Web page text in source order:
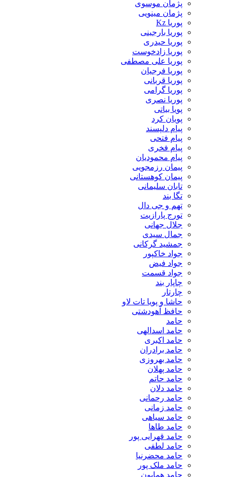
پژمان موسوی
پژمان مینویی
پوریا Kz
پوریا بارجینی
پوریا حیدری
پوریا زادخوست
پوریا علی مصطفی
پوریا فرجیان
پوریا قربانی
پوریا گرامی
پوریا نصری
پویا بیاتی
پویان کرد
پیام دلپسند
پیام فتحی
پیام فخری
پیام محمودیان
پیمان رزمجویی
پیمان کوهستانی
تابان سلیمانی
تگا بند
تهم و جی دال
تورج پارازیت
جلال جهانی
جمال سیدی
جمشید گرکانی
جواد خاکپور
جواد فیض
جواد قسمت
چاپار بند
چارتار
حاشا و پویا تات لاو
حافظ آهودشتی
حامد
حامد اسدالهی
حامد اکبری
حامد برادران
حامد بهروزی
حامد پهلان
حامد حاتم
حامد دلان
حامد رحمانی
حامد زمانی
حامد سیاهی
حامد طاها
حامد قهرایی پور
حامد لطفی
حامد محضرنیا
حامد ملک پور
حامد همایون